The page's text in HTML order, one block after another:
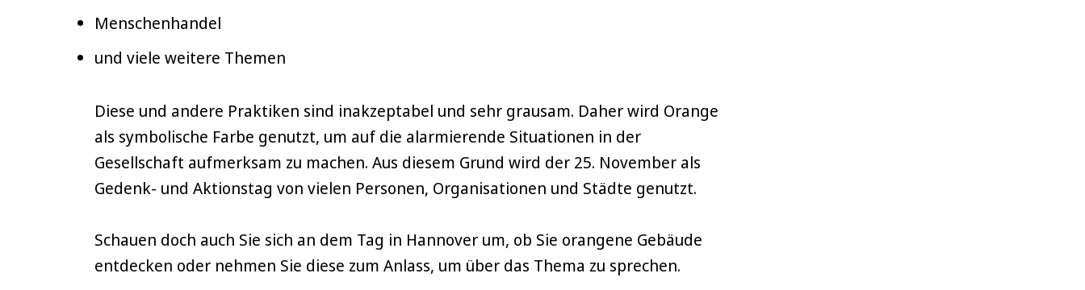
Menschenhandel
und viele weitere Themen
Diese und andere Praktiken sind inakzeptabel und sehr grausam. Daher wird Orange
als symbolische Farbe genutzt, um auf die alarmierende Situationen in der
Gesellschaft aufmerksam zu machen. Aus diesem Grund wird der 25. November als
Gedenk- und Aktionstag von vielen Personen, Organisationen und Städte genutzt.
Schauen doch auch Sie sich an dem Tag in Hannover um, ob Sie orangene Gebäude
entdecken oder nehmen Sie diese zum Anlass, um über das Thema zu sprechen.